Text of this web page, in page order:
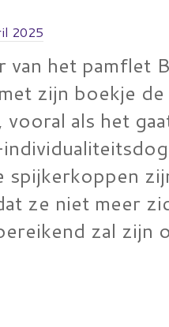
2025
van het pamflet
zijn boekje
als het
spijkerkoppen
ze niet meer
zal zijn